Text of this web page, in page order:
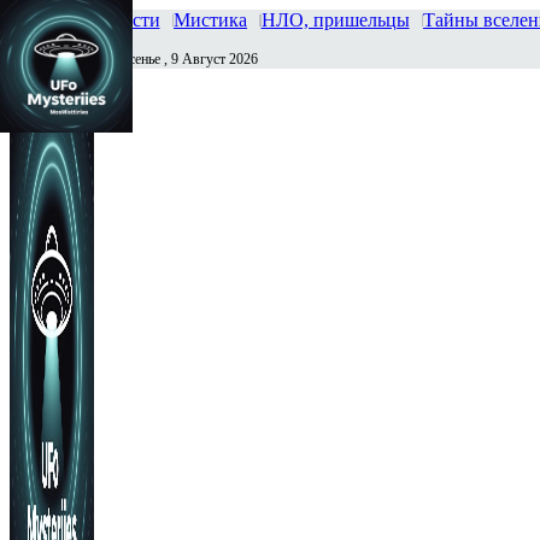
Главная Новости Мистика НЛО, пришельцы Тайны
Сегодня Воскресенье , 9 Август 2026